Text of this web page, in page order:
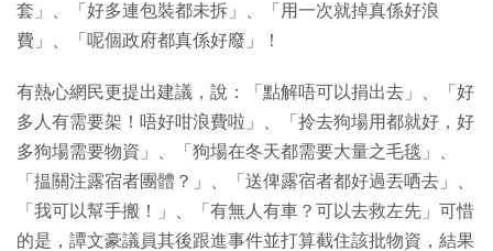
套」、「好多連包裝都未拆」、「用一次就掉真係好浪
費」、「呢個政府都真係好廢」！
有熱心網民更提出建議，說：「點解唔可以捐出去」、「好
多人有需要架！唔好咁浪費啦」、「拎去狗場用都就好，好
多狗場需要物資」、「狗場在冬天都需要大量之毛毯」、
「揾關注露宿者團體？」、「送俾露宿者都好過丟哂去」、
「我可以幫手搬！」、「有無人有車？可以去救左先」可惜
的是，譚文豪議員其後跟進事件並打算截住該批物資，結果